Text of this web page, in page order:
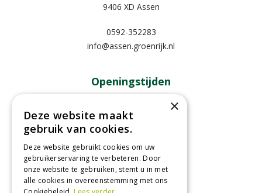
9406 XD Assen
0592-352283
info@assen.groenrijk.nl
Openingstijden
09:00 - 18:00
Dinsdag
Woensdag
Donderdag
09:00 - 18:00
Vrijdag
09:00 - 18:00
Zaterdag
09:00 - 17:00
×
Deze website maakt
gebruik van cookies.
Deze website gebruikt cookies om uw
gebruikerservaring te verbeteren. Door
onze website te gebruiken, stemt u in met
alle cookies in overeenstemming met ons